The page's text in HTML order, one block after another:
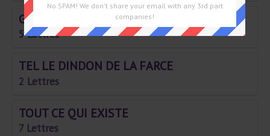
GAVÉE
5 Lettres
TEL LE DINDON DE LA FARCE
2 Lettres
TOUT CE QUI EXISTE
7 Lettres
No SPAM! We don't share your email with any 3rd part
companies!